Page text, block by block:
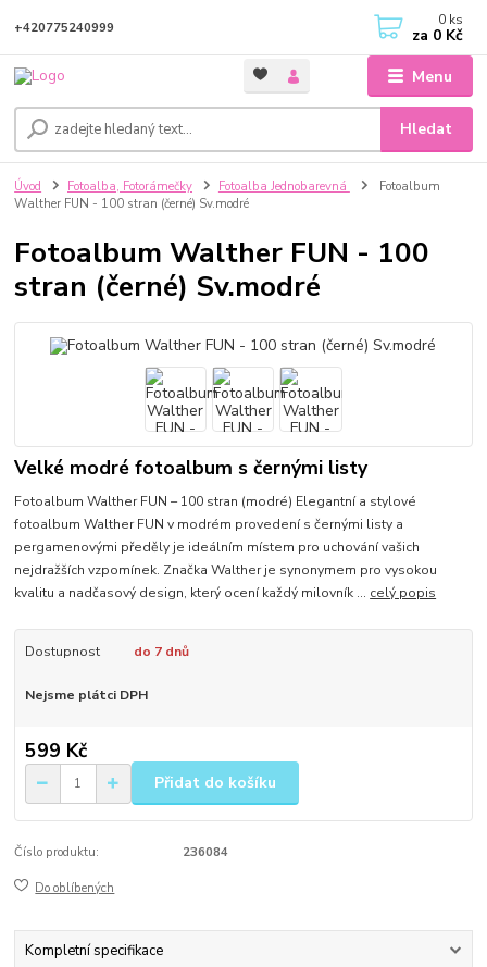
Menu
Hledat
+420775240999 0 ks
za 0 Kč
Úvod Fotoalba, Fotorámečky Fotoalba Jednobarevná
Fotoalbum
Walther FUN - 100 stran (černé) Sv.modré
Fotoalbum Walther FUN - 100
stran (černé) Sv.modré
Velké modré fotoalbum s černými listy
Fotoalbum Walther FUN – 100 stran (modré) Elegantní a stylové
fotoalbum Walther FUN v modrém provedení s černými listy a
pergamenovými předěly je ideálním místem pro uchování vašich
nejdražších vzpomínek. Značka Walther je synonymem pro vysokou
kvalitu a nadčasový design, který ocení každý milovník ... celý popis
Dostupnost do 7 dnů
Nejsme plátci DPH
599 Kč
Přidat do košíku
Číslo produktu: 236084
Do oblíbených
Kompletní specifikace